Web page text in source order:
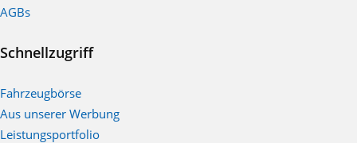
AGBs
Schnellzugriff
Fahrzeugbörse
Aus unserer Werbung
Leistungsportfolio